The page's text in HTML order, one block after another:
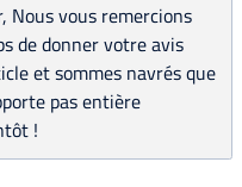
Nous vous remercions
de donner votre avis
et sommes navrés que
pas entière
!